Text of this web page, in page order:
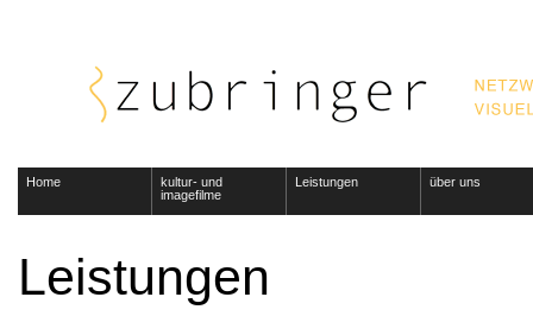
Home
kultur- und
imagefilme
Leistungen über uns
Leistungen